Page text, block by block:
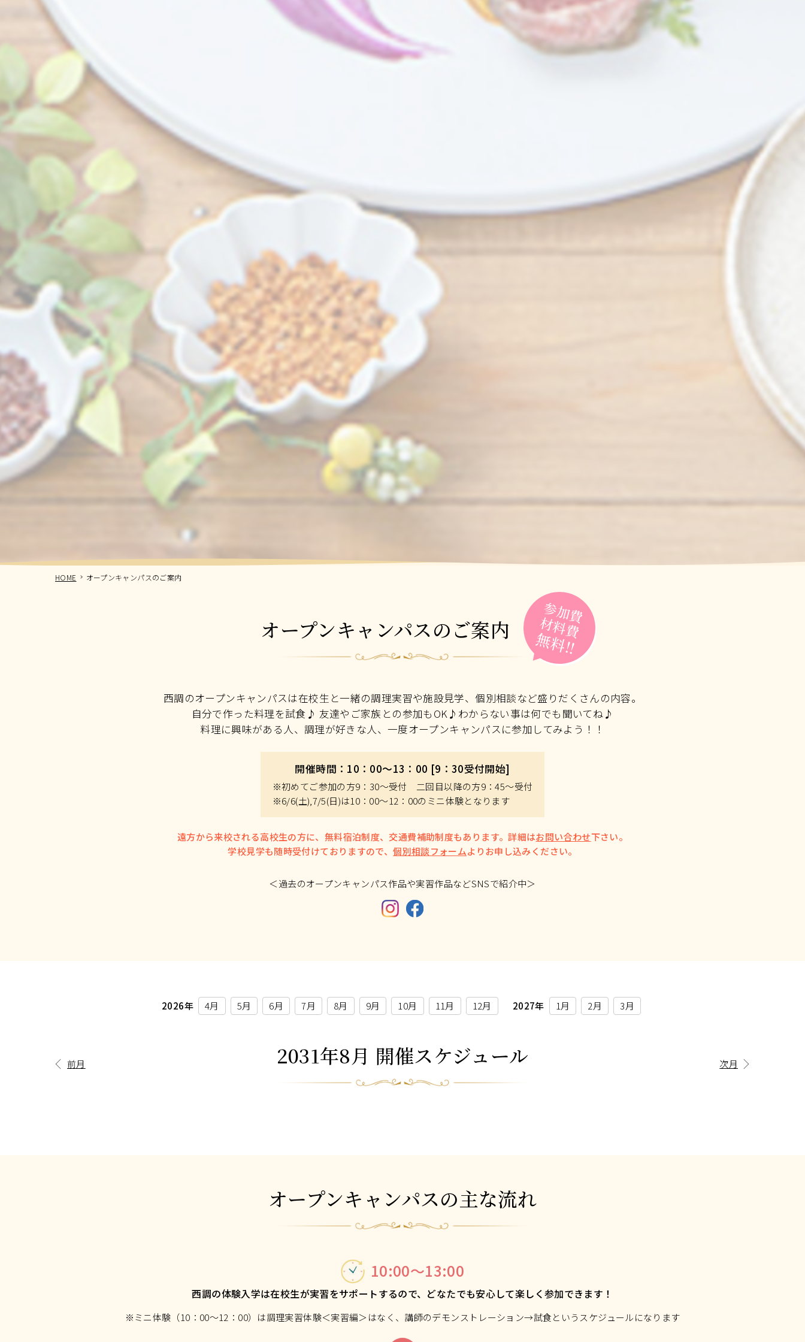
HOME オープンキャンパスのご案内
オープンキャンパスのご案内
参加費
材料費
無料!!
西調のオープンキャンパスは在校生と一緒の調理実習や施設見学、個別相談など盛りだくさんの内容。
自分で作った料理を試食♪ 友達やご家族との参加もOK♪わからない事は何でも聞いてね♪
料理に興味がある人、調理が好きな人、一度オープンキャンパスに参加してみよう！！
開催時間：10：00～13：00 [9：30受付開始]
※初めてご参加の方9：30～受付 二回目以降の方9：45～受付
※6/6(土),7/5(日)は10：00～12：00のミニ体験となります
遠方から来校される高校生の方に、無料宿泊制度、交通費補助制度もあります。詳細はお問い合わせ下さい。
学校見学も随時受付けておりますので、個別相談フォームよりお申し込みください。
＜過去のオープンキャンパス作品や実習作品などSNSで紹介中＞
2026年 4月 5月 6月 7月 8月 9月 10月 11月 12月 2027年 1月 2月 3月
前月 2031年8月 開催スケジュール 次月
オープンキャンパスの主な流れ
10:00～13:00
西調の体験入学は在校生が実習をサポートするので、どなたでも安心して楽しく参加できます！
※ミニ体験（10：00～12：00）は調理実習体験＜実習編＞はなく、講師のデモンストレーション→試食というスケジュールになります